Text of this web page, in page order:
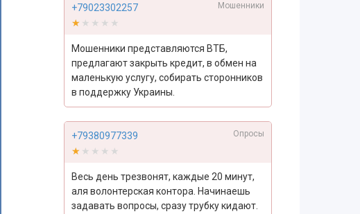
+79023302257 Мошенники
★★★★★
★★★★★
Мошенники представляются ВТБ,
предлагают закрыть кредит, в обмен на
маленькую услугу, собирать сторонников
в поддержку Украины.
+79380977339 Опросы
★★★★★
★★★★★
Весь день трезвонят, каждые 20 минут,
аля волонтерская контора. Начинаешь
задавать вопросы, сразу трубку кидают.